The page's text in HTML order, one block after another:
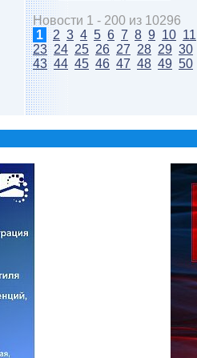
Новости 1 - 200 из 10296
1
2 3 4 5 6 7 8 9 10 11
23 24 25 26 27 28 29 30
43 44 45 46 47 48 49 50